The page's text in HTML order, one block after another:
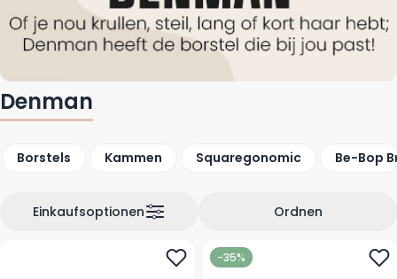
Denman
Borstels Kammen Squaregonomic Be-Bop
Ordnen
Einkaufsoptionen
-35%